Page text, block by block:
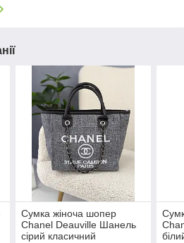
Сумка жіноча шопер
Chanel Deauville Шанель
сірий класичний